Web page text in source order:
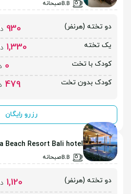
صبحانه
دو تخته (هرنفر) 930
یک تخته
1,330
کودک با تخت
0
کودک بدون تخت
479
رزرو رایگان
Beach Resort Bali hotel
صبحانه
دو تخته (هرنفر) 1,120